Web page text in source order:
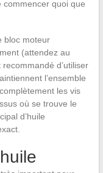
commencer quoi que
bloc moteur
(attendez au
d’utiliser
l’ensemble
les vis
où se trouve le
d’huile